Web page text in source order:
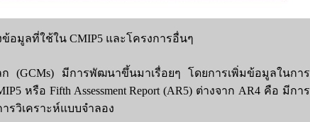
อมูลที่ใช้ใน CMIP5 และโครงการอื่นๆ
(GCMs) มีการพัฒนาขึ้นมาเรื่อยๆ โดยการเพิ่มข้อมูลในการ
หรือ Fifth Assessment Report (AR5) ต่างจาก AR4 คือ มีการ
รวิเคราะห์แบบจำลอง